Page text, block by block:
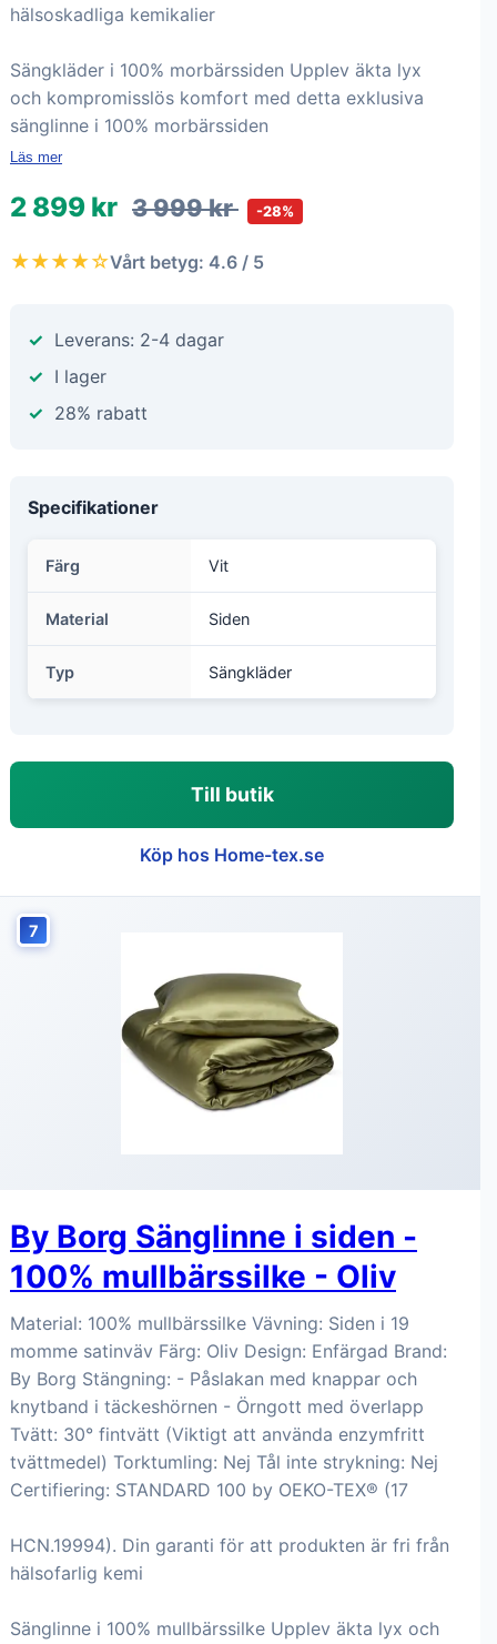
hälsoskadliga kemikalier
Sängkläder i 100% morbärssiden Upplev äkta lyx
och kompromisslös komfort med detta exklusiva
sänglinne i 100% morbärssiden
Läs mer
2 899 kr 3 999 kr -28%
★★★★☆Vårt betyg: 4.6 / 5
Leverans: 2-4 dagar
I lager
28% rabatt
Specifikationer
Färg Vit
Material Siden
Typ Sängkläder
Till butik
Köp hos Home-tex.se
7
By Borg Sänglinne i siden -
100% mullbärssilke - Oliv
Material: 100% mullbärssilke Vävning: Siden i 19
momme satinväv Färg: Oliv Design: Enfärgad Brand:
By Borg Stängning: - Påslakan med knappar och
knytband i täckeshörnen - Örngott med överlapp
Tvätt: 30° fintvätt (Viktigt att använda enzymfritt
tvättmedel) Torktumling: Nej Tål inte strykning: Nej
Certifiering: STANDARD 100 by OEKO-TEX® (17
HCN.19994). Din garanti för att produkten är fri från
hälsofarlig kemi
Sänglinne i 100% mullbärssilke Upplev äkta lyx och